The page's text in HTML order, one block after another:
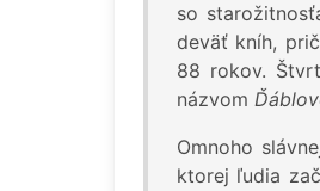
so
deväť kníh,
88 rokov.
názvom
Omnoho
ktorej ľudia